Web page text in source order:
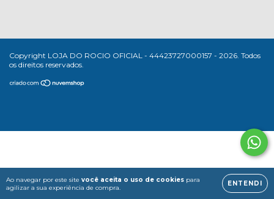
Ao navegar por este site você aceita o uso de cookies para
agilizar a sua experiência de compra.
ENTENDI
Copyright LOJA DO ROCIO OFICIAL - 44423727000157 - 2026. Todos
os direitos reservados.